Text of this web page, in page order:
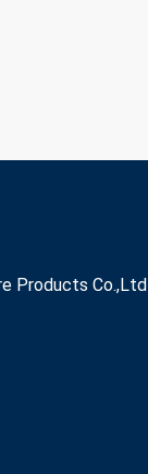
Products Co.,Ltd